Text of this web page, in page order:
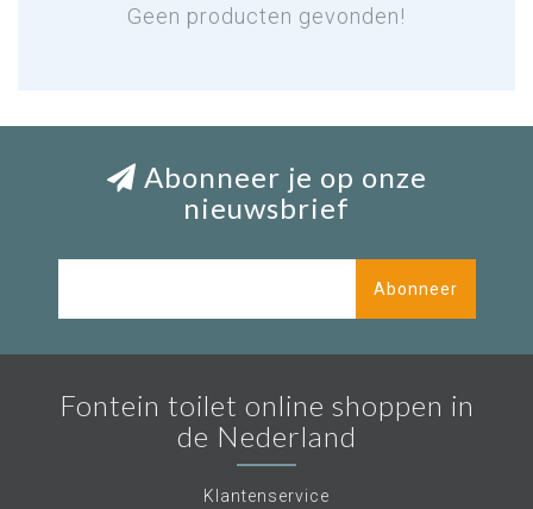
Geen producten gevonden!
Abonneer je op onze
nieuwsbrief
Abonneer
Fontein toilet online shoppen in
de Nederland
Klantenservice